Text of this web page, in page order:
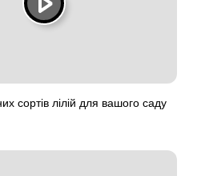
сортів лілій для вашого саду